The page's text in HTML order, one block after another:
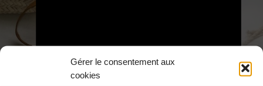
Gérer le consentement aux
cookies